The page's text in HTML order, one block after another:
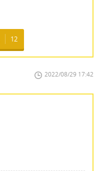
12
2022/08/29 17:42